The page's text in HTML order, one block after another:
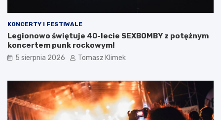
KONCERTY I FESTIWALE
Legionowo świętuje 40-lecie SEXBOMBY z potężnym
koncertem punk rockowym!
5 sierpnia 2026 Tomasz Klimek